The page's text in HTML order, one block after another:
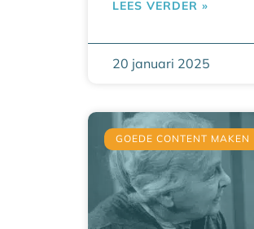
LEES VERDER »
20 januari 2025
GOEDE CONTENT MAKEN